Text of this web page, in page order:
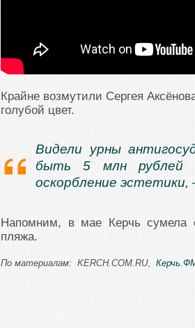
Крайне возмутили Сергея
голубой цвет.
Видели урны
быть 5 млн рублей
оскорбление
Напомним, в мае Керчь сумела
пляжа.
По материалам: KERCH.COM.RU,